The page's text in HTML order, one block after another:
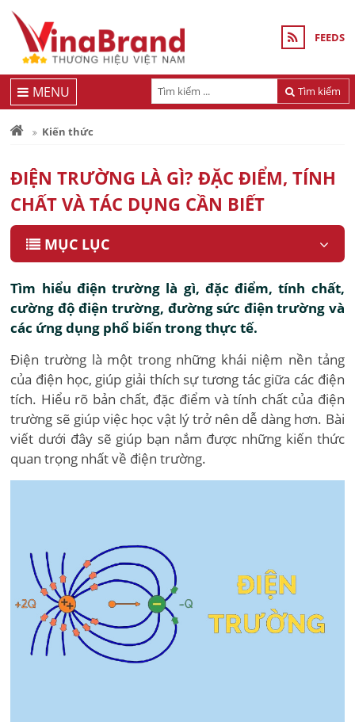
FEEDS
Tìm kiếm
MENU
Kiến thức
ĐIỆN TRƯỜNG LÀ GÌ? ĐẶC ĐIỂM, TÍNH
CHẤT VÀ TÁC DỤNG CẦN BIẾT
MỤC LỤC
Tìm hiểu điện trường là gì, đặc điểm, tính chất,
cường độ điện trường, đường sức điện trường và
các ứng dụng phổ biến trong thực tế.
Điện trường là một trong những khái niệm nền tảng
của điện học, giúp giải thích sự tương tác giữa các điện
tích. Hiểu rõ bản chất, đặc điểm và tính chất của điện
trường sẽ giúp việc học vật lý trở nên dễ dàng hơn. Bài
viết dưới đây sẽ giúp bạn nắm được những kiến thức
quan trọng nhất về điện trường.